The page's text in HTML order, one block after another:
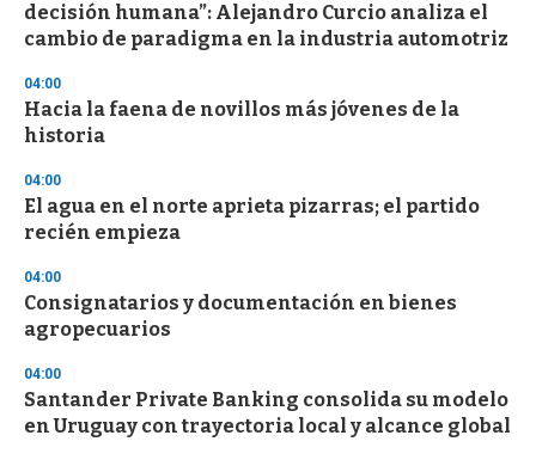
decisión humana”: Alejandro Curcio analiza el
cambio de paradigma en la industria automotriz
04:00
Hacia la faena de novillos más jóvenes de la
historia
04:00
El agua en el norte aprieta pizarras; el partido
recién empieza
04:00
Consignatarios y documentación en bienes
agropecuarios
04:00
Santander Private Banking consolida su modelo
en Uruguay con trayectoria local y alcance global